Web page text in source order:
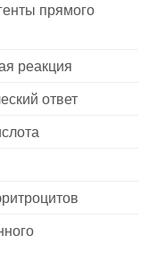
прямого
реакция
ответ